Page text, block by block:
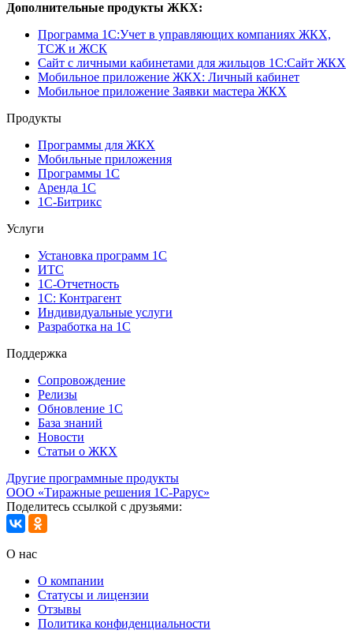
Дополнительные продукты ЖКХ:
Программа 1C:Учет в управляющих компаниях ЖКХ,
ТСЖ и ЖСК
Сайт с личными кабинетами для жильцов 1С:Сайт ЖКХ
Мобильное приложение ЖКХ: Личный кабинет
Мобильное приложение Заявки мастера ЖКХ
Продукты
Программы для ЖКХ
Мобильные приложения
Программы 1С
Аренда 1С
1С-Битрикс
Услуги
Установка программ 1С
ИТС
1С-Отчетность
1С: Контрагент
Индивидуальные услуги
Разработка на 1С
Поддержка
Сопровождение
Релизы
Обновление 1С
База знаний
Новости
Статьи о ЖКХ
Другие программные продукты
ООО «Тиражные решения 1С-Рарус»
Поделитесь ссылкой с друзьями:
О нас
О компании
Статусы и лицензии
Отзывы
Политика конфиденциальности